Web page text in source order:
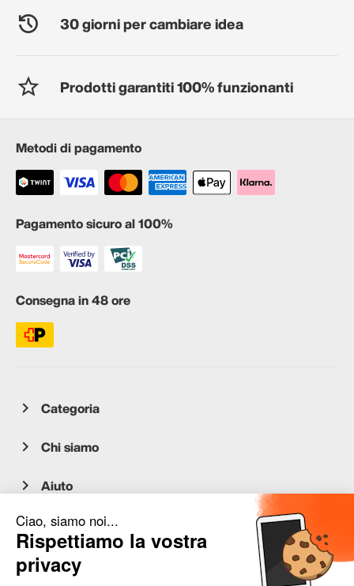
30 giorni per cambiare idea
Prodotti garantiti 100% funzionanti
Metodi di pagamento
Pagamento sicuro al 100%
Consegna in 48 ore
Categoria
Chi siamo
Aiuto
Servizio clienti
occasion.migros.mobile@recommerce.com